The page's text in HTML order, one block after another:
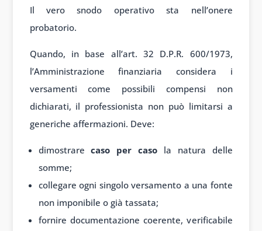
Il vero snodo operativo sta nell’onere
probatorio.
Quando, in base all’art. 32 D.P.R. 600/1973,
l’Amministrazione finanziaria considera i
versamenti come possibili compensi non
dichiarati, il professionista non può limitarsi a
generiche affermazioni. Deve:
dimostrarecaso per caso la natura delle
somme;
collegare ogni singolo versamento a una fonte
non imponibile o già tassata;
fornire documentazione coerente, verificabile